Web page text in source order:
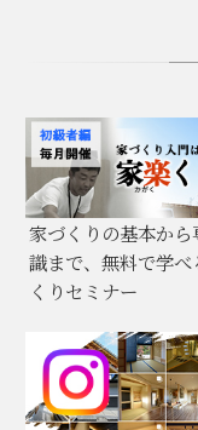
家づくりの基本から
識まで、無料で学べ
くりセミナー